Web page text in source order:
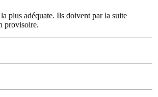
plus adéquate. Ils doivent par la suite
provisoire.